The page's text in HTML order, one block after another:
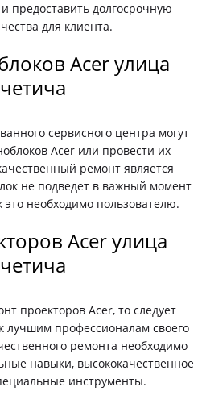
предоставить долгосрочную
для клиента.
Acer улица
сервисного центра могут
Acer или провести их
ремонт является
не подведет в важный момент
это необходимо пользователю.
Acer улица
проекторов Acer, то следует
лучшим профессионалам своего
ремонта необходимо
навыки, высококачественное
инструменты.